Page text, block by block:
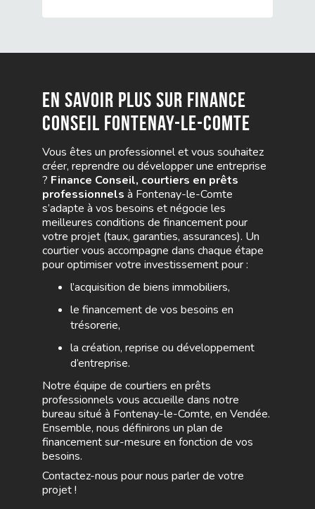
En savoir plus sur Finance
Conseil Fontenay-le-Comte
Vous êtes un professionnel et vous souhaitez
créer, reprendre ou développer une entreprise
? Finance Conseil, courtiers en prêts
professionnels à Fontenay-le-Comte
s’adapte à vos besoins et négocie les
meilleures conditions de financement pour
votre projet (taux, garanties, assurances). Un
courtier vous accompagne dans chaque étape
pour optimiser votre investissement pour :
l’acquisition de biens immobiliers,
le financement de vos besoins en
trésorerie,
la création, reprise ou développement
d’entreprise.
Notre équipe de courtiers en prêts
professionnels vous accueille dans notre
bureau situé à Fontenay-le-Comte, en Vendée.
Ensemble, nous définirons un plan de
financement sur-mesure en fonction de vos
besoins.
Contactez-nous pour nous parler de votre
projet !